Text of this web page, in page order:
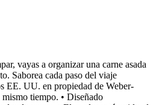
vayas a organizar una carne asada
Saborea cada paso del viaje
EE. UU. en propiedad de Weber-
tiempo. • Diseñado